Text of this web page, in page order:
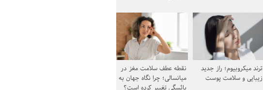
ترند میکروبیوم؛ راز جدید
زیبایی و سلامت پوست
نقطه عطف سلامت مغز در
میانسالی؛ چرا نگاه جهان به